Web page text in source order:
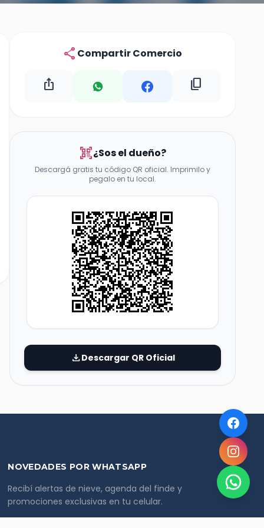
share Compartir Comercio
ios_share content_copy
qr_code_scanner¿Sos el dueño?
Descargá gratis tu código QR oficial. Imprimilo y
pegalo en tu local.
downloadDescargar QR Oficial
NOVEDADES POR WHATSAPP
Recibí alertas de nieve, agenda del finde y
promociones exclusivas en tu celular.